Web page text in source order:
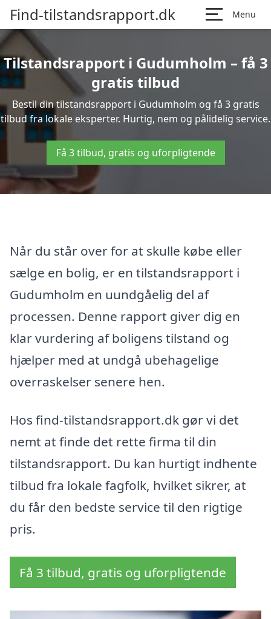
Find-tilstandsrapport.dk Menu
Tilstandsrapport i Gudumholm – få 3
gratis tilbud
Bestil din tilstandsrapport i Gudumholm og få 3 gratis
tilbud fra lokale eksperter. Hurtig, nem og pålidelig service.
Få 3 tilbud, gratis og uforpligtende
Når du står over for at skulle købe eller
sælge en bolig, er en tilstandsrapport i
Gudumholm en uundgåelig del af
processen. Denne rapport giver dig en
klar vurdering af boligens tilstand og
hjælper med at undgå ubehagelige
overraskelser senere hen.
Hos find-tilstandsrapport.dk gør vi det
nemt at finde det rette firma til din
tilstandsrapport. Du kan hurtigt indhente
tilbud fra lokale fagfolk, hvilket sikrer, at
du får den bedste service til den rigtige
pris.
Få 3 tilbud, gratis og uforpligtende